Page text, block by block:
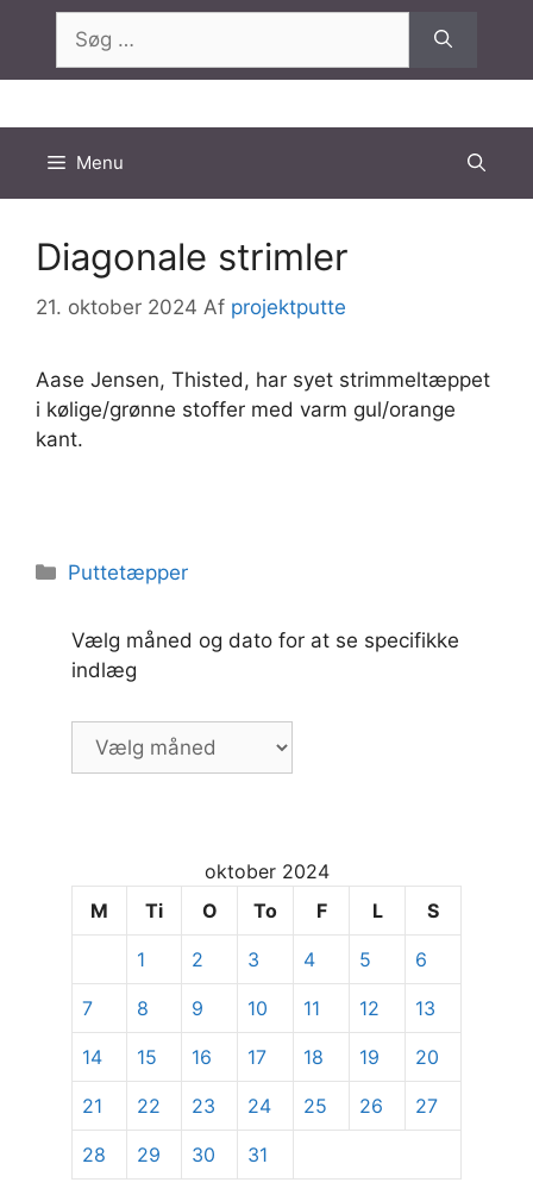
indhold
efter:
Menu
Diagonale strimler
21. oktober 2024 Af projektputte
Aase Jensen, Thisted, har syet strimmeltæppet
i kølige/grønne stoffer med varm gul/orange
kant.
Kategorier
Puttetæpper
Vælg måned og dato for at se specifikke
indlæg
Vælg
måned
specifikke
oktober 2024
M
Ti O To F L S
1 2 3 4 5 6
7 8 9 10 11 12 13
14 15 16 17 18 19 20
21 22 23 24 25 26 27
28 29 30 31